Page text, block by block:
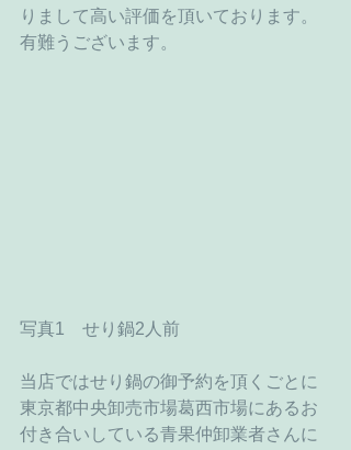
りまして高い評価を頂いております。
有難うございます。
写真1　せり鍋2人前
当店ではせり鍋の御予約を頂くごとに
東京都中央卸売市場葛西市場にあるお
付き合いしている青果仲卸業者さんに